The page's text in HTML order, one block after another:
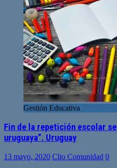
Gestión Educativa
Fin de la repetición escolar
uruguaya”. Uruguay
13 mayo, 2020 Clio Comunidad 0